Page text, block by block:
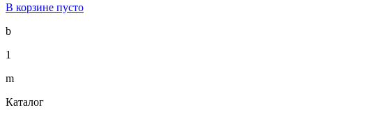
В корзине пусто
b
1
m
Каталог